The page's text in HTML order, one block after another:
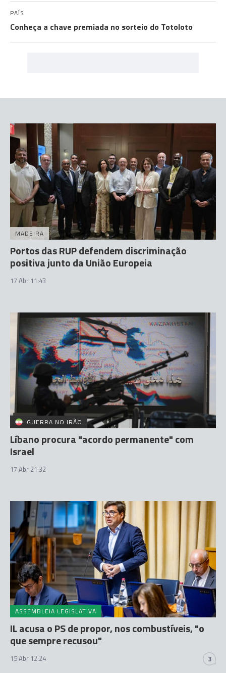
PAÍS
Conheça a chave premiada no sorteio do Totoloto
MADEIRA
Portos das RUP defendem discriminação
positiva junto da União Europeia
17 Abr 11:43
GUERRA NO IRÃO
Líbano procura "acordo permanente" com
Israel
17 Abr 21:32
ASSEMBLEIA LEGISLATIVA
IL acusa o PS de propor, nos combustíveis, "o
que sempre recusou"
15 Abr 12:24 3